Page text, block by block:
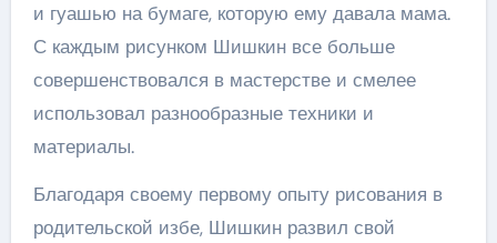
и гуашью на бумаге, которую ему давала мама.
С каждым рисунком Шишкин все больше
совершенствовался в мастерстве и смелее
использовал разнообразные техники и
материалы.
Благодаря своему первому опыту рисования в
родительской избе, Шишкин развил свой